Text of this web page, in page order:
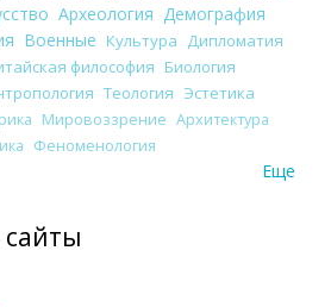
Археология Демография
Военные Культура
Дипломатия
философия Биология
Теология Эстетика
Мировоззрение Архитектура
Феноменология
Еще